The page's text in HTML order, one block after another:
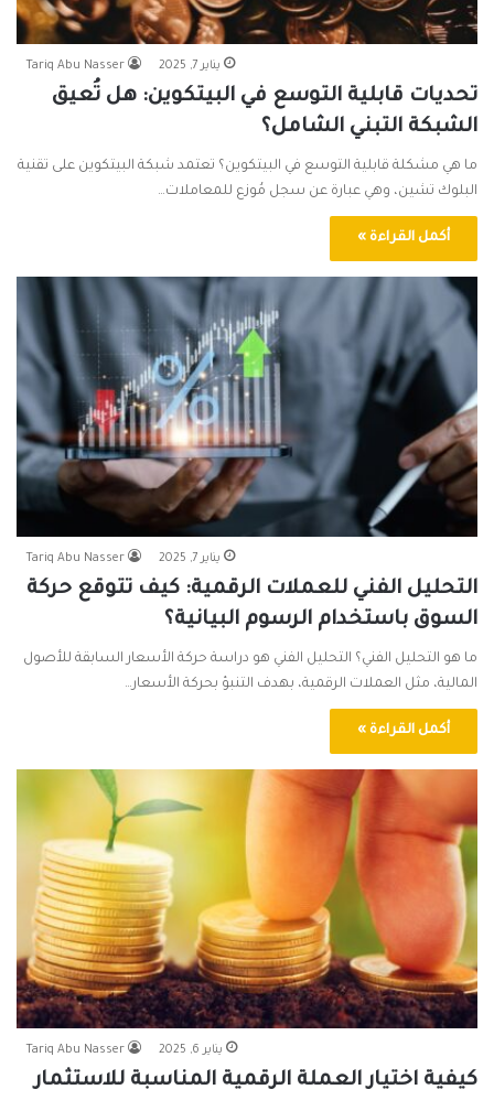
Tariq Abu Nasser يناير 7, 2025
تحديات قابلية التوسع في البيتكوين: هل تُعيق
الشبكة التبني الشامل؟
ما هي مشكلة قابلية التوسع في البيتكوين؟ تعتمد شبكة البيتكوين على تقنية
البلوك تشين، وهي عبارة عن سجل مُوزع للمعاملات…
أكمل القراءة »
Tariq Abu Nasser يناير 7, 2025
التحليل الفني للعملات الرقمية: كيف تتوقع حركة
السوق باستخدام الرسوم البيانية؟
ما هو التحليل الفني؟ التحليل الفني هو دراسة حركة الأسعار السابقة للأصول
المالية، مثل العملات الرقمية، بهدف التنبؤ بحركة الأسعار…
أكمل القراءة »
Tariq Abu Nasser يناير 6, 2025
كيفية اختيار العملة الرقمية المناسبة للاستثمار